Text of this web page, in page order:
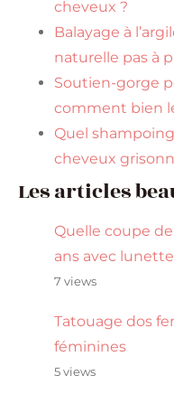
cheveux ?
Balayage à
naturelle pas à
Soutien-gorge
comment bien
Quel
cheveux
Les articles
Quelle coupe
ans avec
7 views
Tatouage dos
féminines
5 views